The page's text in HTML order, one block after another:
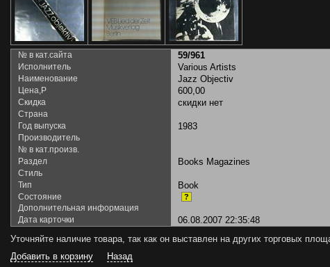
№ в кат.сайта 59/961
Исполнитель Various Artists
Наименование Jazz Objectiv
Цена,Р 600,00
Скидка скидки нет
Страна
Год выпуска
1983
Производитель
№ в кат.произв.
Раздел
Books Magazines
Стиль
Тип
Book
Состояние ?
Дополнительная информация
Дата карточки
06.08.2007 22:35:48
Уточняйте наличие товара, так как он выставлен на других торговых
Добавить в корзину
Назад